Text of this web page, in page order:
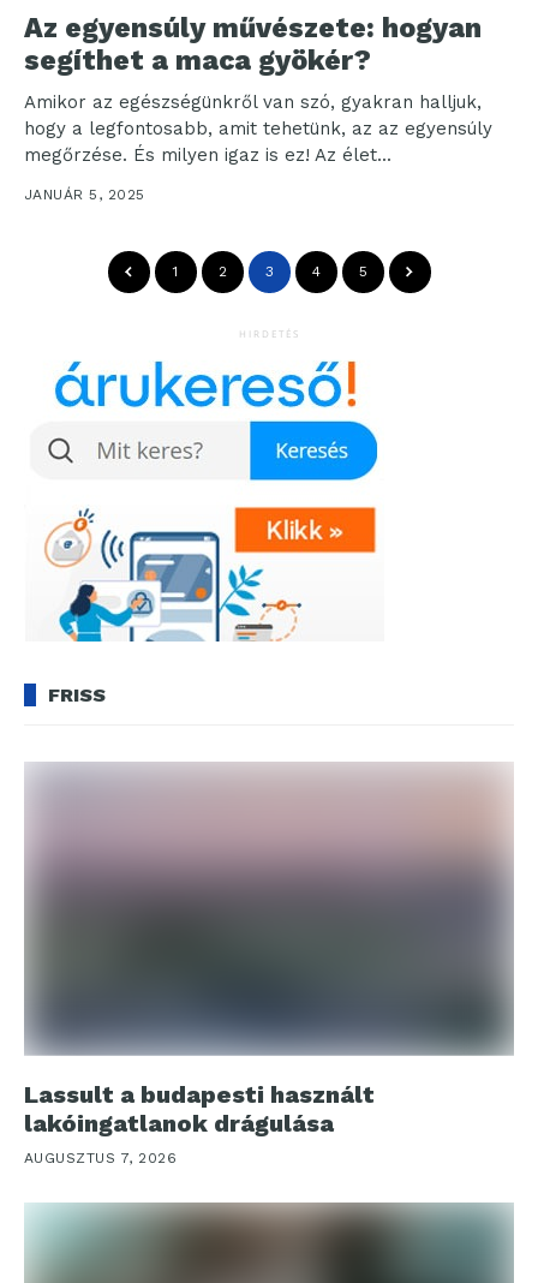
Az egyensúly művészete: hogyan
segíthet a maca gyökér?
Amikor az egészségünkről van szó, gyakran halljuk,
hogy a legfontosabb, amit tehetünk, az az egyensúly
megőrzése. És milyen igaz is ez! Az élet...
JANUÁR 5, 2025
1 2 3 4 5
HIRDETÉS
FRISS
Lassult a budapesti használt
lakóingatlanok drágulása
AUGUSZTUS 7, 2026